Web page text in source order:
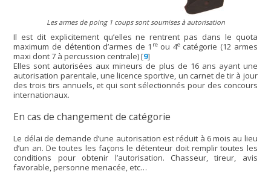
Les armes de poing 1 coups sont soumises à autorisation
Il est dit explicitement qu’elles ne rentrent pas dans le quota
maximum de détention d’armes de 1 reou 4ecatégorie (12 armes
maxi dont 7 à percussion centrale)[9]
Elles sont autorisées aux mineurs de plus de 16 ans ayant une
autorisation parentale, une licence sportive, un carnet de tir à jour
des trois tirs annuels, et qui sont sélectionnés pour des concours
internationaux.
En cas de changement de catégorie
Le délai de demande d’une autorisation est réduit à 6 mois au lieu
d’un an. De toutes les façons le détenteur doit remplir toutes les
conditions pour obtenir l’autorisation. Chasseur, tireur, avis
favorable, personne menacée, etc…